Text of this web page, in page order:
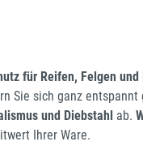
für Reifen, Felgen
Sie sich ganz entspannt
und Diebstahl ab.
Ihrer Ware.